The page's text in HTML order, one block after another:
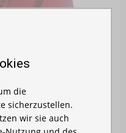
die
sicherzustellen.
wir sie auch